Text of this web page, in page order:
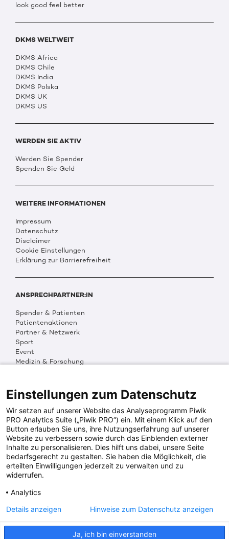
look good feel better
DKMS WELTWEIT
DKMS Africa
DKMS Chile
DKMS India
DKMS Polska
DKMS UK
DKMS US
WERDEN SIE AKTIV
Werden Sie Spender
Spenden Sie Geld
WEITERE INFORMATIONEN
Impressum
Datenschutz
Disclaimer
Cookie Einstellungen
Erklärung zur Barrierefreiheit
ANSPRECHPARTNER:IN
Spender & Patienten
Patientenaktionen
Partner & Netzwerk
Sport
Event
Medizin & Forschung
Multimedia
Social Media
PRESSEINFOS
Fotos & Media
Digitale Pressemappen
Patientenaktionen
DKMS SPENDENKONTO
DKMS Donor Center gGmbH
IBAN: DE64641500200000255556
Einstellungen zum Datenschutz
Wir setzen auf unserer Website das Analyseprogramm Piwik
PRO Analytics Suite („Piwik PRO“) ein. Mit einem Klick auf den
Button erlauben Sie uns, ihre Nutzungserfahrung auf unserer
Website zu verbessern sowie durch das Einblenden externer
Inhalte zu personalisieren. Dies hilft uns dabei, unsere Seite
bedarfsgerecht zu gestalten. Sie haben die Möglichkeit, die
erteilten Einwilligungen jederzeit zu verwalten und zu
widerrufen.
Analytics
Ja, ich bin einverstanden
Details anzeigen Hinweise zum Datenschutz anzeigen